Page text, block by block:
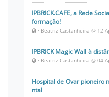
IPBRICK.CAFE, a Rede
formação!
· Beatriz Castanheira @ 12
IPBRICK Magic Wall à
· Beatriz Castanheira @ 04
Hospital de Ovar pioneiro
ntal